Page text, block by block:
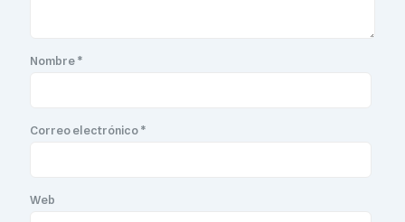
Nombre*
Correo electrónico*
Web